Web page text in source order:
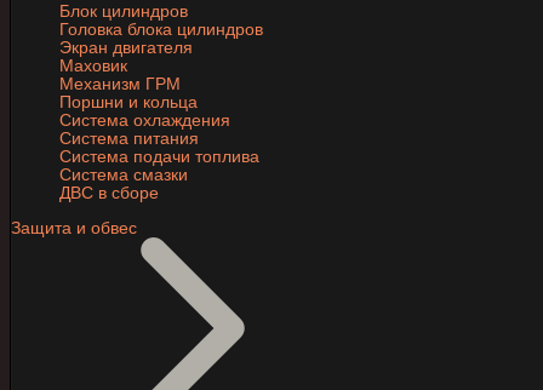
Блок цилиндров
Головка блока цилиндров
Экран двигателя
Маховик
Механизм ГРМ
Поршни и кольца
Система охлаждения
Система питания
Система подачи топлива
Система смазки
ДВС в сборе
Защита и обвес